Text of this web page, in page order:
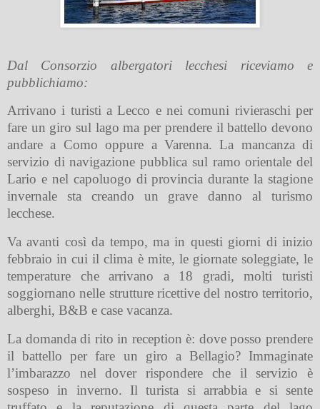
Dal Consorzio albergatori lecchesi riceviamo e
pubblichiamo:
Arrivano i turisti a Lecco e nei comuni rivieraschi per
fare un giro sul lago ma per prendere il battello devono
andare a Como oppure a Varenna. La mancanza di
servizio di navigazione pubblica sul ramo orientale del
Lario e nel capoluogo di provincia durante la stagione
invernale sta creando un grave danno al turismo
lecchese.
Va avanti così da tempo, ma in questi giorni di inizio
febbraio in cui il clima è mite, le giornate soleggiate, le
temperature che arrivano a 18 gradi, molti turisti
soggiornano nelle strutture ricettive del nostro territorio,
alberghi, B&B e case vacanza.
La domanda di rito in reception è: dove posso prendere
il battello per fare un giro a Bellagio? Immaginate
l’imbarazzo nel dover rispondere che il servizio è
sospeso in inverno. Il turista si arrabbia e si sente